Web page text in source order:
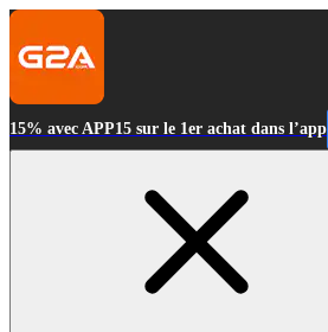
15% avec APP15 sur le 1er achat dans l’app